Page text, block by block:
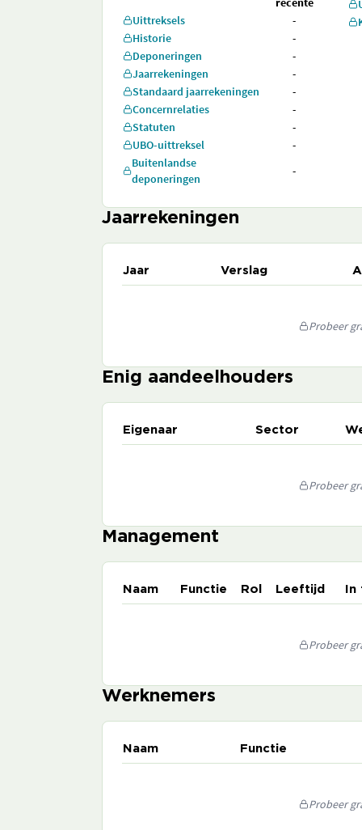
Uittreksels
-
Historie
-
Deponeringen
-
Jaarrekeningen
-
Standaard jaarrekeningen
-
Concernrelaties
-
Statuten
-
UBO-uittreksel
-
Buitenlandse
deponeringen
-
Jaarrekeningen
Jaar Verslag
Probeer
Enig aandeelhouders
Eigenaar Sector
Probeer
Management
Naam Functie Rol Leeftijd
Probeer
Werknemers
Naam Functie
Probeer